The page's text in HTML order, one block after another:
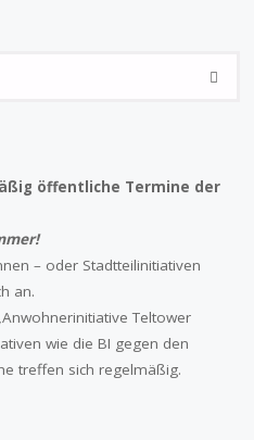
SUCHE
öffentliche Termine der
– oder Stadtteilinitiativen
an.
Teltower
wie die BI gegen den
treffen sich regelmäßig.